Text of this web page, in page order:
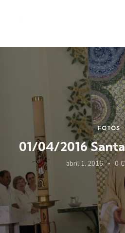
FOTOS
01/04/2016
abril 1, 2016 0